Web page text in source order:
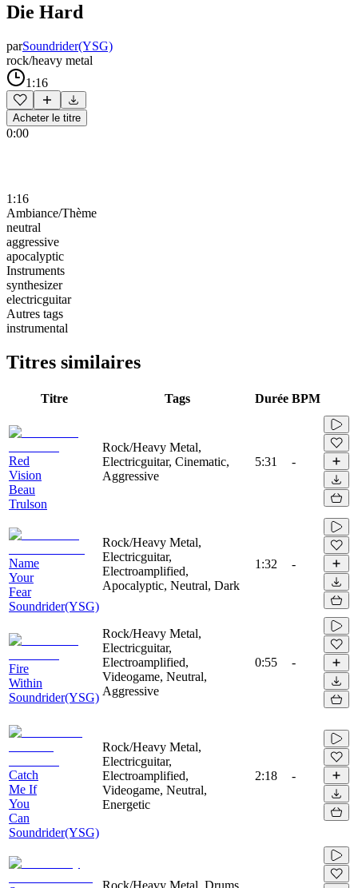
Die Hard
parSoundrider(YSG)
rock/heavy metal
1:16
Acheter le titre
0:00
1:16
Ambiance/Thème
neutral
aggressive
apocalyptic
Instruments
synthesizer
electricguitar
Autres tags
instrumental
Titres similaires
Titre Tags Durée BPM
Red
Vision
Beau
Trulson
Rock/Heavy Metal,
Electricguitar, Cinematic,
Aggressive
5:31 -
Name
Your
Fear
Soundrider(YSG)
Rock/Heavy Metal,
Electricguitar,
Electroamplified,
Apocalyptic, Neutral, Dark
1:32 -
Fire
Within
Soundrider(YSG)
Rock/Heavy Metal,
Electricguitar,
Electroamplified,
Videogame, Neutral,
Aggressive
0:55 -
Catch
Me If
You
Can
Soundrider(YSG)
Rock/Heavy Metal,
Electricguitar,
Electroamplified,
Videogame, Neutral,
Energetic
2:18 -
Rock/Heavy Metal, Drums,